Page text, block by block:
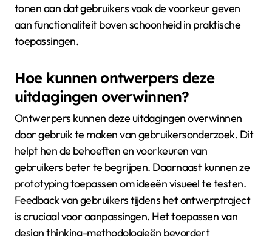
tonen aan dat gebruikers vaak de voorkeur geven
aan functionaliteit boven schoonheid in praktische
toepassingen.
Hoe kunnen ontwerpers deze
uitdagingen overwinnen?
Ontwerpers kunnen deze uitdagingen overwinnen
door gebruik te maken van gebruikersonderzoek. Dit
helpt hen de behoeften en voorkeuren van
gebruikers beter te begrijpen. Daarnaast kunnen ze
prototyping toepassen om ideeën visueel te testen.
Feedback van gebruikers tijdens het ontwerptraject
is cruciaal voor aanpassingen. Het toepassen van
design thinking-methodologieën bevordert